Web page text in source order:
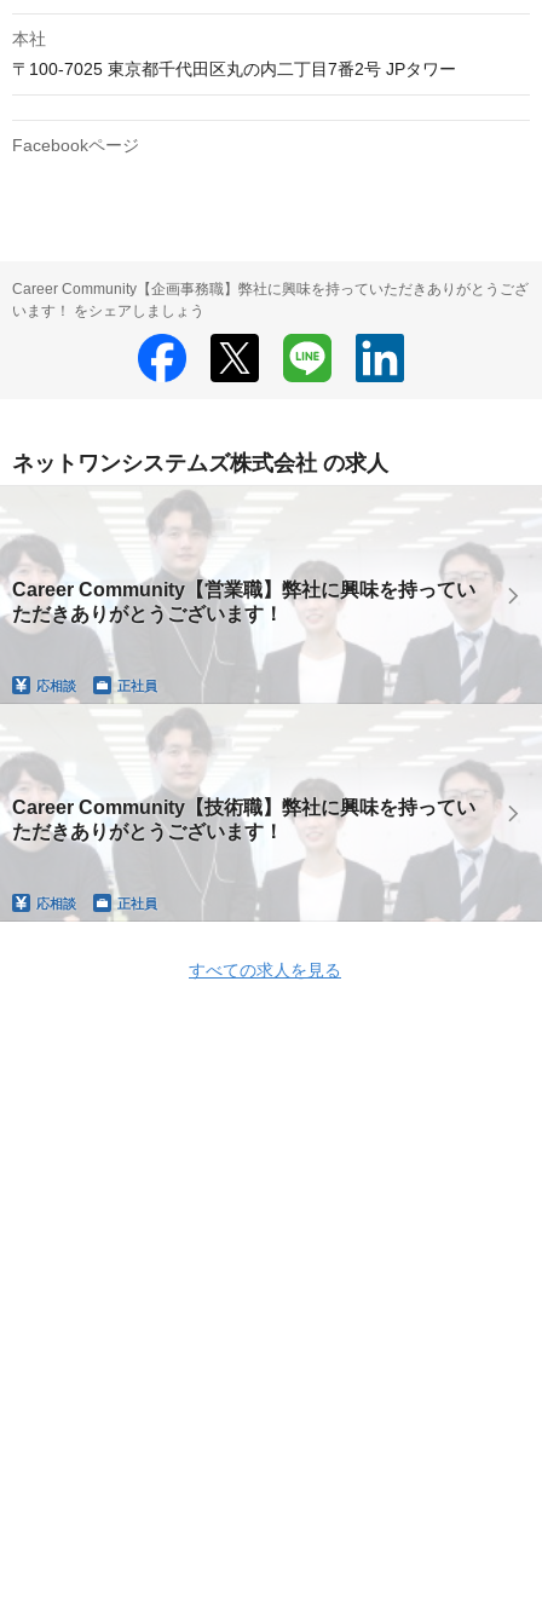
本社
〒100-7025 東京都千代田区丸の内二丁目7番2号 JPタワー
Facebookページ
Career Community【企画事務職】弊社に興味を持っていただきありがとうござ
います！ をシェアしましょう
ネットワンシステムズ株式会社 の求人
Career Community【営業職】弊社に興味を持ってい
ただきありがとうございます！
応相談 正社員
Career Community【技術職】弊社に興味を持ってい
ただきありがとうございます！
応相談 正社員
すべての求人を見る